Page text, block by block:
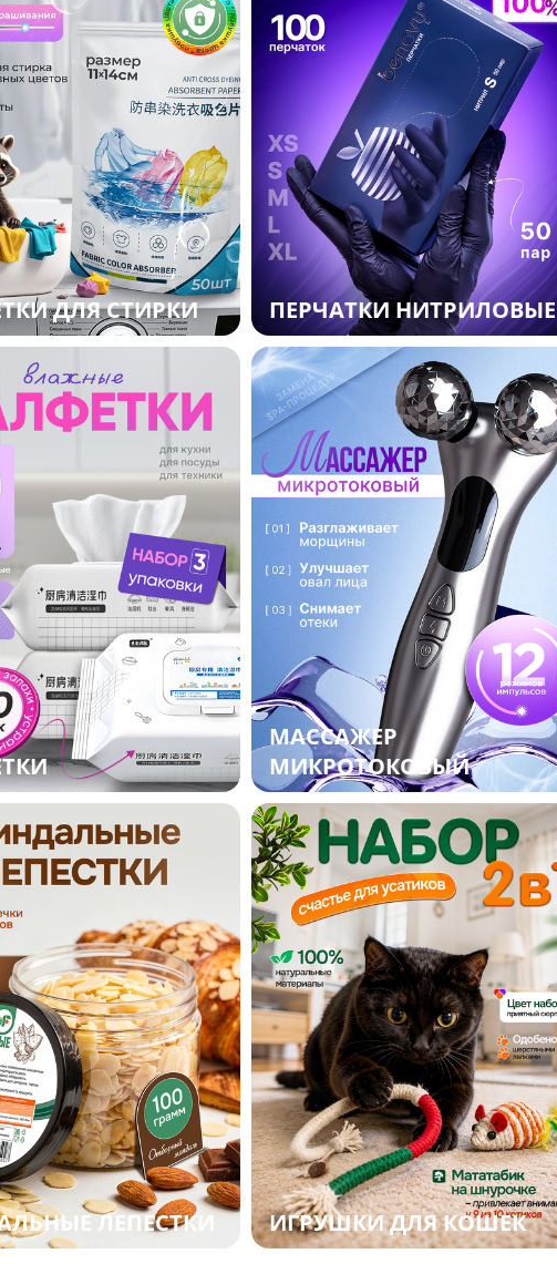
ДЛЯ СТИРКИ ПЕРЧАТКИ НИТРИЛОВЫЕ
МАССАЖЕР
МИКРОТОКОВЫЙ
ЛЕПЕСТКИ ИГРУШКИ ДЛЯ КОШЕК